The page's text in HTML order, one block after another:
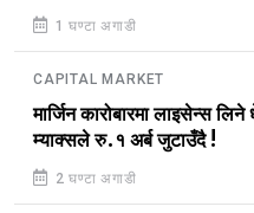
1 घण्टा अगाडी
CAPITAL MARKET
मार्जिन कारोबारमा लाइसेन्स
म्याक्सले रु.१ अर्ब जुटाउँदै !
2 घण्टा अगाडी